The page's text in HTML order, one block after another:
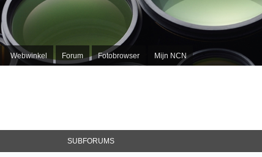
Webwinkel Forum Fotobrowser Mijn NCN
SUBFORUMS